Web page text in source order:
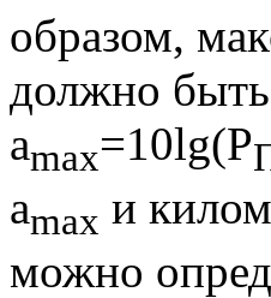
образом,
должно
amax=10lg(P
amax и
можно